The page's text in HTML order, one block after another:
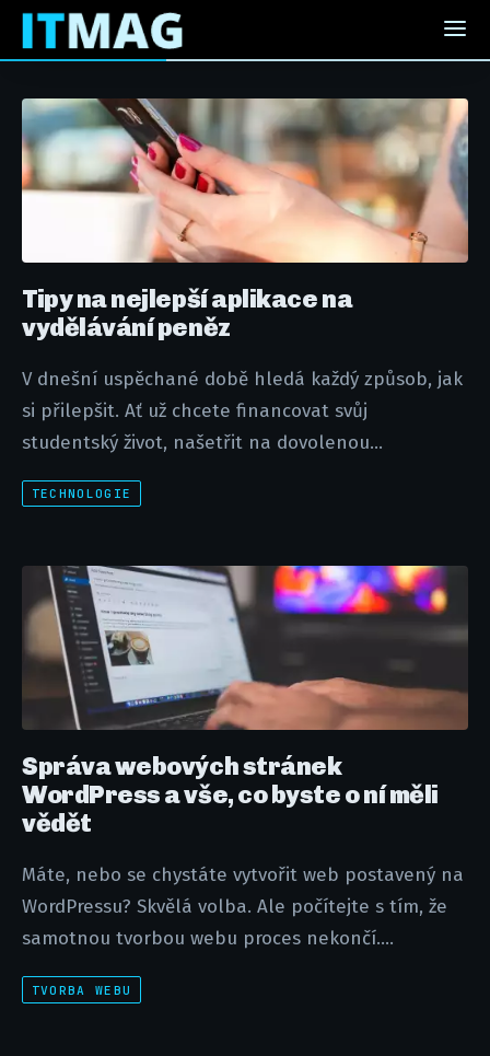
Tipy na nejlepší aplikace na
vydělávání peněz
V dnešní uspěchané době hledá každý způsob, jak
si přilepšit. Ať už chcete financovat svůj
studentský život, našetřit na dovolenou...
TECHNOLOGIE
Správa webových stránek
WordPress a vše, co byste o ní měli
vědět
Máte, nebo se chystáte vytvořit web postavený na
WordPressu? Skvělá volba. Ale počítejte s tím, že
samotnou tvorbou webu proces nekončí....
TVORBA WEBU